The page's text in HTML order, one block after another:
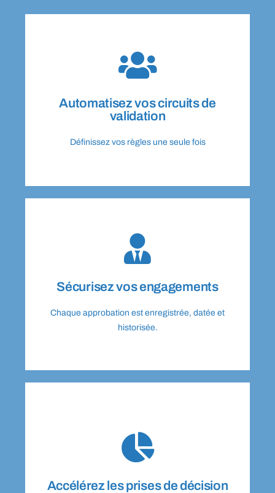
Automatisez vos circuits de
validation
Définissez vos règles une seule fois
Automatisez vos circuits de
validation
Weproc déclenche automatiquement les
bonnes approbations en fonction des
montants, familles d’achat, projets ou services
concernés. Résultat : un pilotage sans effort et
des délais considérablement réduits.
Sécurisez vos engagements
Chaque approbation est enregistrée, datée et
historisée.
Sécurisez vos engagements
historisée. Plus aucun doute sur qui a validé
simplifie vos audits internes. Centralisez tous
ces échanges : qui valide, quand, pourquoi.
Accélérez les prises de décision
Les approbateurs reçoivent des notifications
ciblées, disposent de toutes les informations
nécessaires et valident en un clic. Les équipes
ne perdent plus de temps en relances inutiles.